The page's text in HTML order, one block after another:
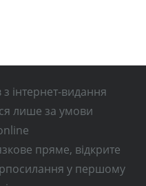
інтернет-видання
лише за умови
пряме, відкрите
у першому